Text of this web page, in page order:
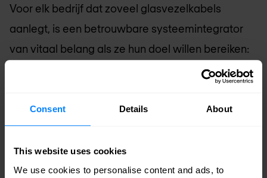
Consent Details About
This website uses cookies
We use cookies to personalise content and ads, to
Voor elk bedrijf dat zoveel glasvezelkabels
aanlegt, is een betrouwbare systeemintegrator
van vitaal belang als ze hun doel willen bereiken:
Europese steden helpen om verbonden te blijven.
Eurofiber helpt om van de begindagen van dark
fiber over te stappen naar het aanbieden van een
veilige en verbonden digitale infrastructuur.